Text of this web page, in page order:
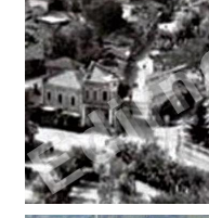
AHİ ÇELEBİ